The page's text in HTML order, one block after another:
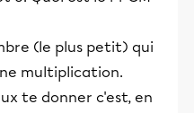
(le plus petit) qui
multiplication.
te donner c'est, en